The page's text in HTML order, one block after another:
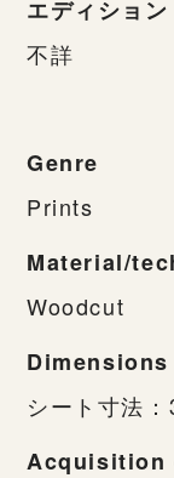
エディション
不詳
Genre
Prints
Material/
Woodcut
Dimensions
シート寸法
Acquisition